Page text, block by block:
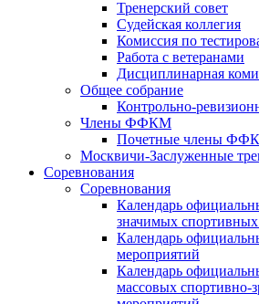
Тренерский совет
Судейская коллегия
Комиссия по
Работа с ветеранами
Дисциплинарная
Общее собрание
Контрольно-
Члены ФФКМ
Почетные члены
Москвичи-Заслуженные
Соревнования
Соревнования
Календарь
значимых
Календарь
мероприятий
Календарь
массовых спортивно-